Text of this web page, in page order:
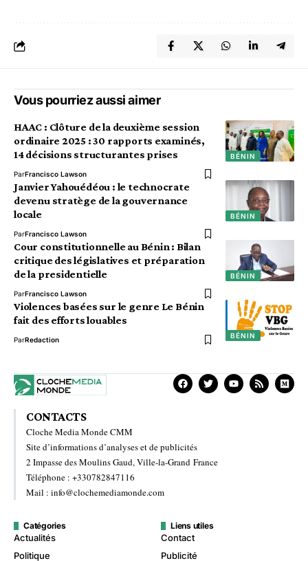
Vous pourriez aussi aimer
BÉNIN
HAAC : Clôture de la deuxième session
ordinaire 2025 : 30 rapports examinés,
14 décisions structurantes prises
ParFrancisco Lawson
BÉNIN
Janvier Yahouédéou : le technocrate
devenu stratège de la gouvernance
locale
ParFrancisco Lawson
BÉNIN
Cour constitutionnelle au Bénin : Bilan
critique des législatives et préparation
de la presidentielle
ParFrancisco Lawson
BÉNIN
Violences basées sur le genre Le Bénin
fait des efforts louables
ParRedaction
CONTACTS
Cloche Media Monde CMM
Site d’informations d’analyses et de publicités
2 Impasse des Moulins Gaud, Ville-la-Grand France
Téléphone : +330782847116
Mail : info@clochemediamonde.com
Catégories
Actualités
Politique
Liens utiles
Contact
Publicité